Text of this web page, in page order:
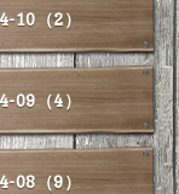
10（2）
09（4）
08（9）